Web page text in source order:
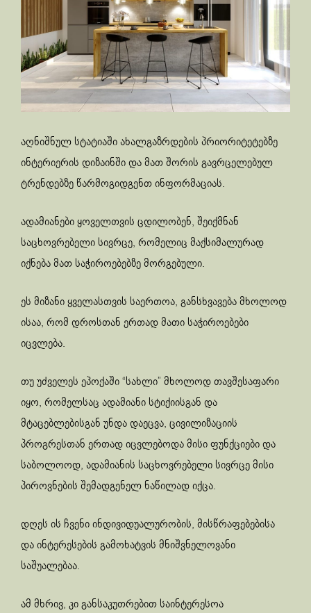
აღნიშნულ სტატიაში ახალგაზრდების პრიორიტეტებზე
ინტერიერის დიზაინში და მათ შორის გავრცელებულ
ტრენდებზე წარმოგიდგენთ ინფორმაციას.
ადამიანები ყოველთვის ცდილობენ, შეიქმნან
საცხოვრებელი სივრცე, რომელიც მაქსიმალურად
იქნება მათ საჭიროებებზე მორგებული.
ეს მიზანი ყველასთვის საერთოა, განსხვავება მხოლოდ
ისაა, რომ დროსთან ერთად მათი საჭიროებები
იცვლება.
თუ უძველეს ეპოქაში “სახლი” მხოლოდ თავშესაფარი
იყო, რომელსაც ადამიანი სტიქიისგან და
მტაცებლებისგან უნდა დაეცვა, ცივილიზაციის
პროგრესთან ერთად იცვლებოდა მისი ფუნქციები და
საბოლოოდ, ადამიანის საცხოვრებელი სივრცე მისი
პიროვნების შემადგენელ ნაწილად იქცა.
დღეს ის ჩვენი ინდივიდუალურობის, მისწრაფებებისა
და ინტერესების გამოხატვის მნიშვნელოვანი
საშუალებაა.
ამ მხრივ, კი განსაკუთრებით საინტერესოა